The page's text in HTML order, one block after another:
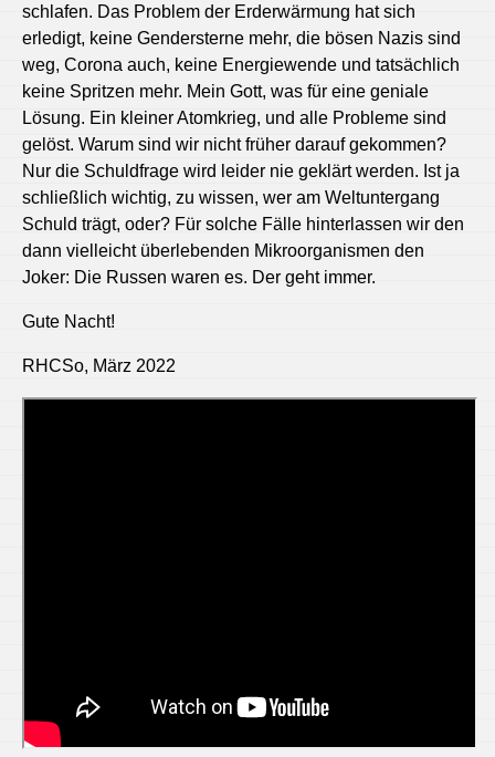
schlafen. Das Problem der Erderwärmung hat sich
erledigt, keine Gendersterne mehr, die bösen Nazis sind
weg, Corona auch, keine Energiewende und tatsächlich
keine Spritzen mehr. Mein Gott, was für eine geniale
Lösung. Ein kleiner Atomkrieg, und alle Probleme sind
gelöst. Warum sind wir nicht früher darauf gekommen?
Nur die Schuldfrage wird leider nie geklärt werden. Ist ja
schließlich wichtig, zu wissen, wer am Weltuntergang
Schuld trägt, oder? Für solche Fälle hinterlassen wir den
dann vielleicht überlebenden Mikroorganismen den
Joker: Die Russen waren es. Der geht immer.
Gute Nacht!
RHCSo, März 2022